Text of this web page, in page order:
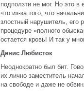
подползти не мог. Но это
что из-за того, что
злостный нарушитель, его
процедуре «полного
остается кровь! И так у
Денис Любисток
Неоднократно был бит.
их лично заместитель
на свободе и даже не